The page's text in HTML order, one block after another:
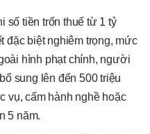
số tiền trốn thuế từ 1 tỷ
đặc biệt nghiêm trọng, mức
hình phạt chính, người
sung lên đến 500 triệu
vụ, cấm hành nghề hoặc
5 năm.